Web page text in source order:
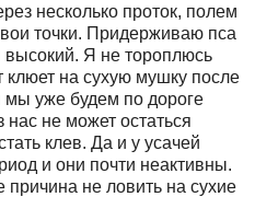
несколько проток, полем
точки. Придерживаю пса
Я не тороплюсь
клюет на сухую мушку после
мы уже будем по дороге
не может остаться
клев. Да и у усачей
и они почти неактивны.
причина не ловить на сухие